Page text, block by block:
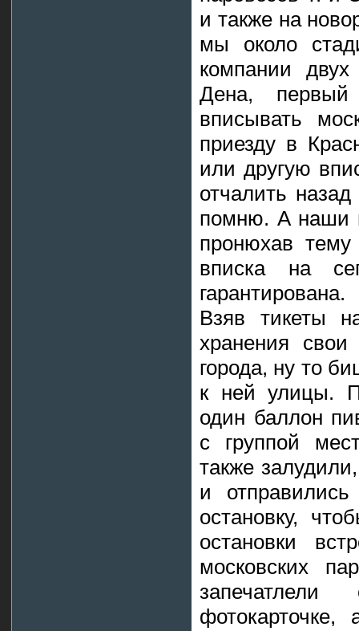
и также на
мы около
компании
Дена,
вписывать
приезду в
или другую
отчалить
помню. А наши
пронюхав
вписка на
гарантирована.
Взяв тикеты
хранения
города, ну то
к ней улицы.
один баллон
с группой
также
и
остановку,
остановки
московских